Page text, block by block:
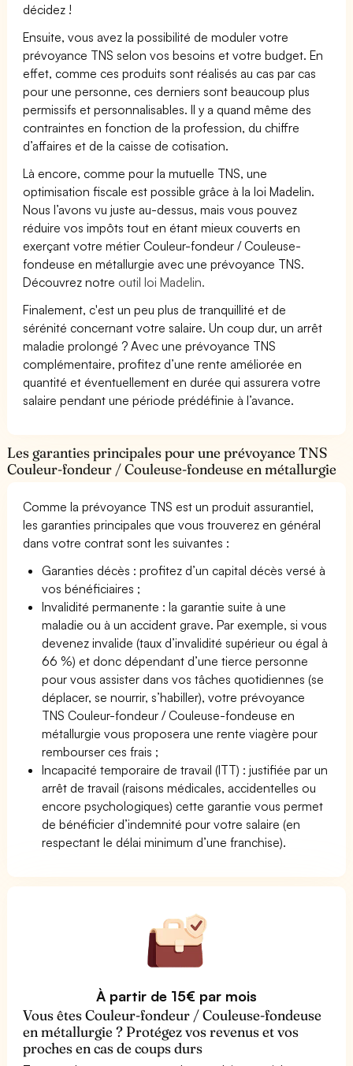
décidez !
Ensuite, vous avez la possibilité de moduler votre
prévoyance TNS selon vos besoins et votre budget. En
effet, comme ces produits sont réalisés au cas par cas
pour une personne, ces derniers sont beaucoup plus
permissifs et personnalisables. Il y a quand même des
contraintes en fonction de la profession, du chiffre
d’affaires et de la caisse de cotisation.
Là encore, comme pour la mutuelle TNS, une
optimisation fiscale est possible grâce à la loi Madelin.
Nous l’avons vu juste au-dessus, mais vous pouvez
réduire vos impôts tout en étant mieux couverts en
exerçant votre métier Couleur-fondeur / Couleuse-
fondeuse en métallurgie avec une prévoyance TNS.
Découvrez notre outil loi Madelin.
Finalement, c'est un peu plus de tranquillité et de
sérénité concernant votre salaire. Un coup dur, un arrêt
maladie prolongé ? Avec une prévoyance TNS
complémentaire, profitez d’une rente améliorée en
quantité et éventuellement en durée qui assurera votre
salaire pendant une période prédéfinie à l’avance.
Les garanties principales pour une prévoyance TNS
Couleur-fondeur / Couleuse-fondeuse en métallurgie
Comme la prévoyance TNS est un produit assurantiel,
les garanties principales que vous trouverez en général
dans votre contrat sont les suivantes :
Garanties décès : profitez d’un capital décès versé à
vos bénéficiaires ;
Invalidité permanente : la garantie suite à une
maladie ou à un accident grave. Par exemple, si vous
devenez invalide (taux d’invalidité supérieur ou égal à
66 %) et donc dépendant d’une tierce personne
pour vous assister dans vos tâches quotidiennes (se
déplacer, se nourrir, s’habiller), votre prévoyance
TNS Couleur-fondeur / Couleuse-fondeuse en
métallurgie vous proposera une rente viagère pour
rembourser ces frais ;
Incapacité temporaire de travail (ITT) : justifiée par un
arrêt de travail (raisons médicales, accidentelles ou
encore psychologiques) cette garantie vous permet
de bénéficier d’indemnité pour votre salaire (en
respectant le délai minimum d’une franchise).
À partir de 15€ par mois
Vous êtes Couleur-fondeur / Couleuse-fondeuse
en métallurgie ? Protégez vos revenus et vos
proches en cas de coups durs